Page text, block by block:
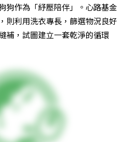
狗作為「紓壓陪伴」。心路基金
則利用洗衣專長，篩選物況良好
補，試圖建立一套乾淨的循環